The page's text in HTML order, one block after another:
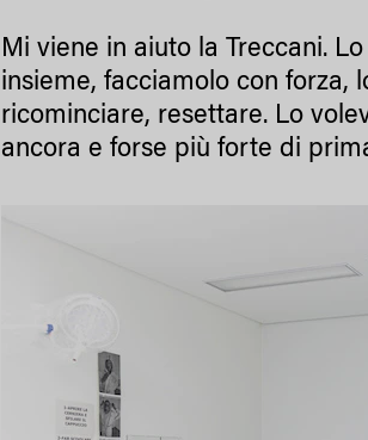
Mi viene in aiuto la Treccani.
insieme, facciamolo con forza,
ricominciare, resettare. Lo
ancora e forse più forte di